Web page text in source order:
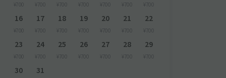
¥700 ¥700 ¥700 ¥700 ¥700 ¥700 ¥700
16
¥700
17
¥700
18
¥700
19
¥700
20
¥700
21
¥700
22
¥700
23
¥700
24
¥700
25
¥700
26
¥700
27
¥700
28
¥700
29
¥700
30 31